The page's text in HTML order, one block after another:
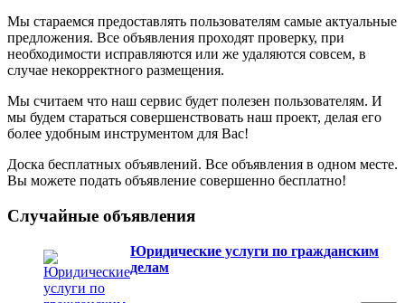
Мы стараемся предоставлять пользователям самые актуальные
предложения. Все объявления проходят проверку, при
необходимости исправляются или же удаляются совсем, в
случае некорректного размещения.
Мы считаем что наш сервис будет полезен пользователям. И
мы будем стараться совершенствовать наш проект, делая его
более удобным инструментом для Вас!
Доска бесплатных объявлений. Все объявления в одном месте.
Вы можете подать объявление совершенно бесплатно!
Случайные объявления
Юридические услуги по гражданским
делам